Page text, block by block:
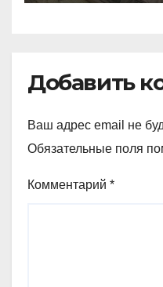
Добавить
Ваш адрес email не
Обязательные поля
Комментарий *